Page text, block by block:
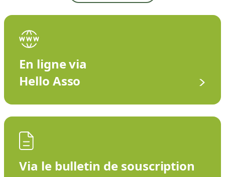
En ligne via
Hello Asso
Via le bulletin de souscription